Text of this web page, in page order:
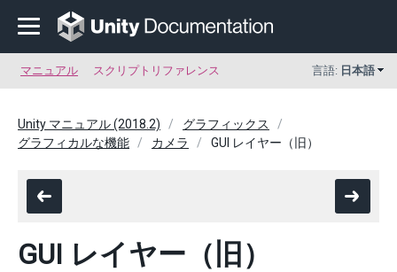
マニュアル スクリプトリファレンス 言語: 日本語
Unity マニュアル (2018.2)
グラフィックス
グラフィカルな機能
カメラ GUI レイヤー（旧）
GUI レイヤー（旧）